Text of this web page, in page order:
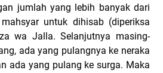
jumlah yang lebih banyak dari
untuk dihisab (diperiksa
wa Jalla. Selanjutnya masing-
ada yang pulangnya ke neraka
ada yang pulang ke surga. Maka